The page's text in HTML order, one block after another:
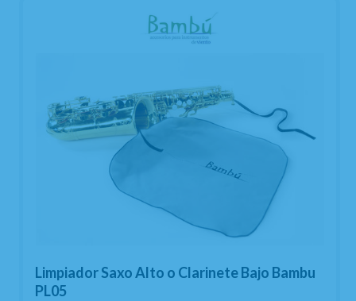
Limpiador Saxo Alto o Clarinete Bajo Bambu
PL05